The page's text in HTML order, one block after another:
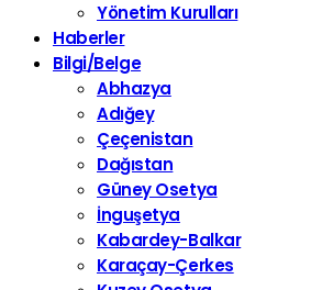
Yönetim Kurulları
Haberler
Bilgi/Belge
Abhazya
Adığey
Çeçenistan
Dağıstan
Güney Osetya
İnguşetya
Kabardey-Balkar
Karaçay-Çerkes